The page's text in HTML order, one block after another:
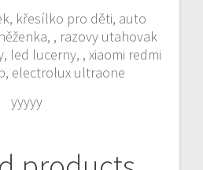
křesílko pro děti, auto
, razovy utahovak
led lucerny, , xiaomi redmi
electrolux ultraone
yyyyy